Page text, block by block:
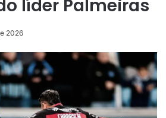
líder Palmeiras
2026